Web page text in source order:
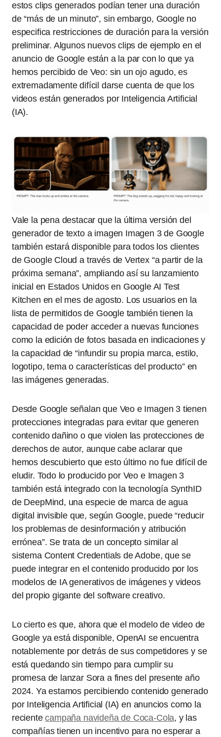
estos clips generados podían tener una duración
de “más de un minuto”, sin embargo, Google no
especifica restricciones de duración para la versión
preliminar. Algunos nuevos clips de ejemplo en el
anuncio de Google están a la par con lo que ya
hemos percibido de Veo: sin un ojo agudo, es
extremadamente difícil darse cuenta de que los
videos están generados por Inteligencia Artificial
(IA).
Vale la pena destacar que la última versión del
generador de texto a imagen Imagen 3 de Google
también estará disponible para todos los clientes
de Google Cloud a través de Vertex “a partir de la
próxima semana”, ampliando así su lanzamiento
inicial en Estados Unidos en Google AI Test
Kitchen en el mes de agosto. Los usuarios en la
lista de permitidos de Google también tienen la
capacidad de poder acceder a nuevas funciones
como la edición de fotos basada en indicaciones y
la capacidad de “infundir su propia marca, estilo,
logotipo, tema o características del producto” en
las imágenes generadas.
Desde Google señalan que Veo e Imagen 3 tienen
protecciones integradas para evitar que generen
contenido dañino o que violen las protecciones de
derechos de autor, aunque cabe aclarar que
hemos descubierto que esto último no fue difícil de
eludir. Todo lo producido por Veo e Imagen 3
también está integrado con la tecnología SynthID
de DeepMind, una especie de marca de agua
digital invisible que, según Google, puede “reducir
los problemas de desinformación y atribución
errónea”. Se trata de un concepto similar al
sistema Content Credentials de Adobe, que se
puede integrar en el contenido producido por los
modelos de IA generativos de imágenes y videos
del propio gigante del software creativo.
Lo cierto es que, ahora que el modelo de video de
Google ya está disponible, OpenAI se encuentra
notablemente por detrás de sus competidores y se
está quedando sin tiempo para cumplir su
promesa de lanzar Sora a fines del presente año
2024. Ya estamos percibiendo contenido generado
por Inteligencia Artificial (IA) en anuncios como la
recientecampaña navideña de Coca-Cola, y las
compañías tienen un incentivo para no esperar a